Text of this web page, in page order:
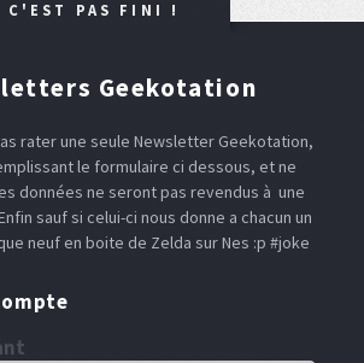
C'EST PAS FINI !
Geekotation
rater une seule Newsletter Geekotation,
le formulaire ci dessous, et ne
données ne seront pas revendus à une
sauf si celui-ci nous donne a chacun un
neuf en boite de Zelda sur Nes :p #joke